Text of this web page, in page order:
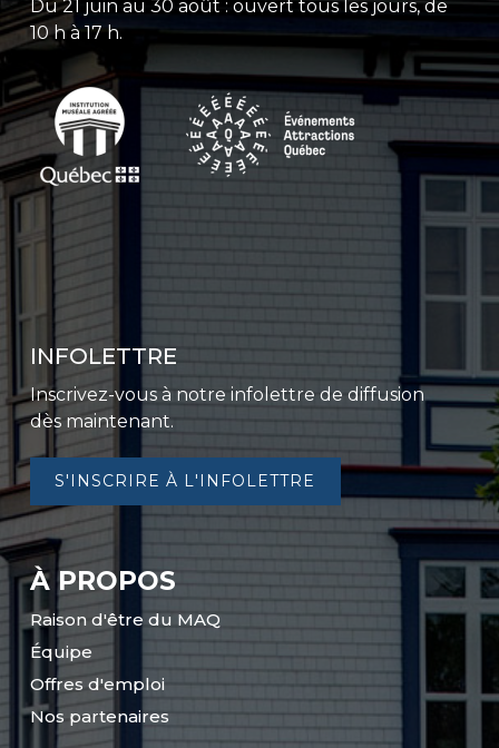
Du 21 juin au 30 août : ouvert tous les jours, de
10 h à 17 h.
INFOLETTRE
Inscrivez-vous à notre infolettre de diffusion
dès maintenant.
S'INSCRIRE À L'INFOLETTRE
À PROPOS
Raison d'être du MAQ
Équipe
Offres d'emploi
Nos partenaires